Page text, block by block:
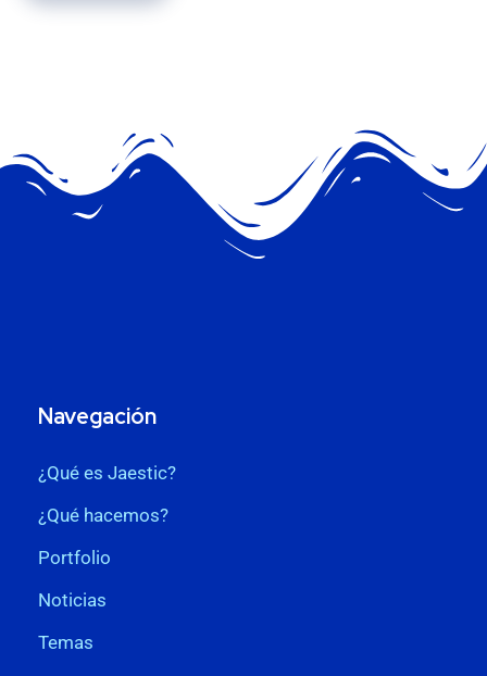
Navegación
¿Qué es Jaestic?
¿Qué hacemos?
Portfolio
Noticias
Temas